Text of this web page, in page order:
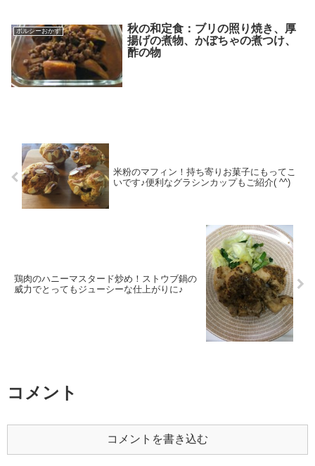
使ってガレットどうせ作るなら美味しいものを。家
ボルシーおかず
秋の和定食：ブリの照り焼き、厚
揚げの煮物、かぼちゃの煮つけ、
酢の物
米粉のマフィン！持ち寄りお菓子にもってこ
いです♪便利なグラシンカップもご紹介( ^^)
鶏肉のハニーマスタード炒め！ストウブ鍋の
威力でとってもジューシーな仕上がりに♪
コメント
コメントを書き込む